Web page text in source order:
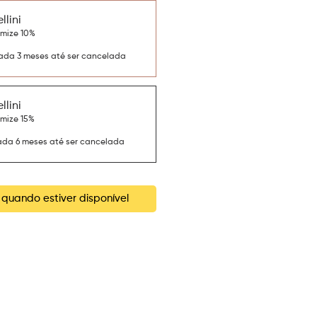
10%
3 meses até ser cancelada
15%
6 meses até ser cancelada
estiver disponível